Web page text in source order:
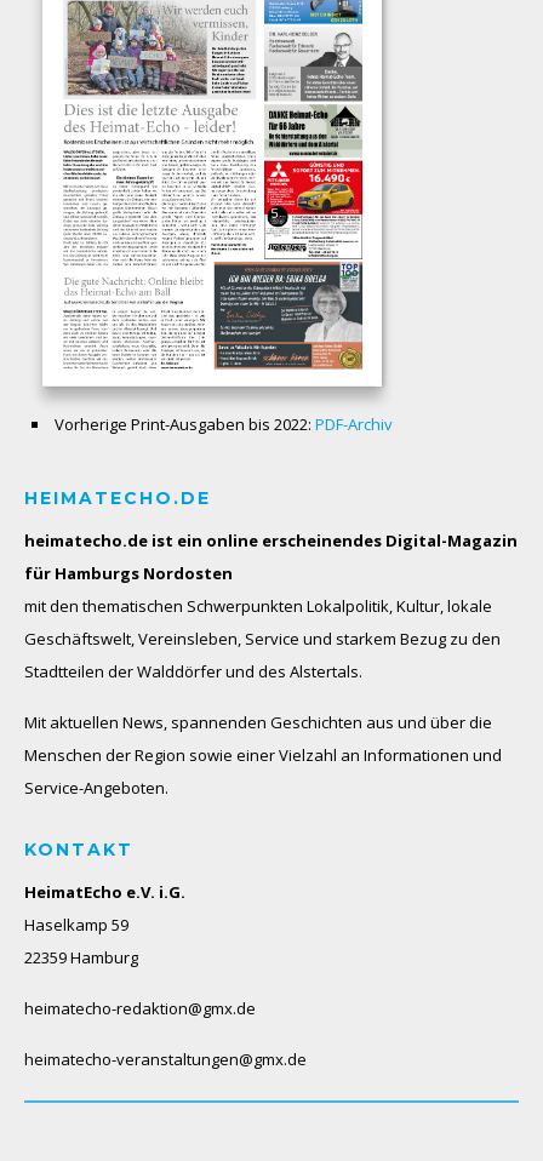
Vorherige Print-Ausgaben bis 2022: PDF-Archiv
HEIMATECHO.DE
heimatecho.de ist ein online erscheinendes Digital-Magazin
für Hamburgs Nordosten
mit den thematischen Schwerpunkten Lokalpolitik, Kultur, lokale
Geschäftswelt, Vereinsleben, Service und starkem Bezug zu den
Stadtteilen der Walddörfer und des Alstertals.
Mit aktuellen News, spannenden Geschichten aus und über die
Menschen der Region sowie einer Vielzahl an Informationen und
Service-Angeboten.
KONTAKT
HeimatEcho e.V. i.G.
Haselkamp 59
22359 Hamburg
heimatecho-redaktion@gmx.de
heimatecho-veranstaltungen@gmx.de